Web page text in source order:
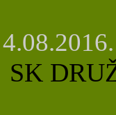
4.08.2016.
SK